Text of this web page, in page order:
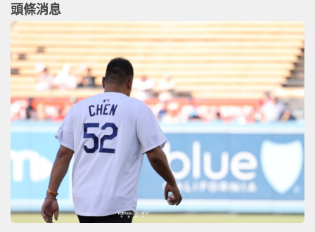
頭條消息